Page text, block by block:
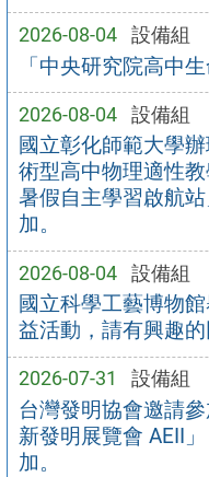
2026-08-04 設備組
「中央研究院高中
2026-08-04 設備組
國立彰化師範大學
術型高中物理適性
暑假自主學習啟航
加。
2026-08-04 設備組
國立科學工藝博物
益活動，請有興趣的
2026-07-31 設備組
台灣發明協會邀請
新發明展覽會 AEII
加。